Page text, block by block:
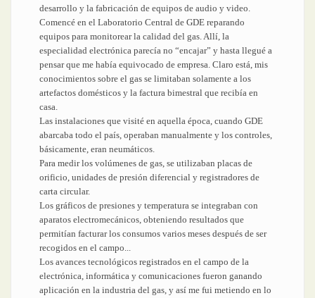
desarrollo y la fabricación de equipos de audio y video.
Comencé en el Laboratorio Central de GDE reparando
equipos para monitorear la calidad del gas. Allí, la
especialidad electrónica parecía no “encajar” y hasta llegué a
pensar que me había equivocado de empresa. Claro está, mis
conocimientos sobre el gas se limitaban solamente a los
artefactos domésticos y la factura bimestral que recibía en
casa.
Las instalaciones que visité en aquella época, cuando GDE
abarcaba todo el país, operaban manualmente y los controles,
básicamente, eran neumáticos.
Para medir los volúmenes de gas, se utilizaban placas de
orificio, unidades de presión diferencial y registradores de
carta circular.
Los gráficos de presiones y temperatura se integraban con
aparatos electromecánicos, obteniendo resultados que
permitían facturar los consumos varios meses después de ser
recogidos en el campo...
Los avances tecnológicos registrados en el campo de la
electrónica, informática y comunicaciones fueron ganando
aplicación en la industria del gas, y así me fui metiendo en lo